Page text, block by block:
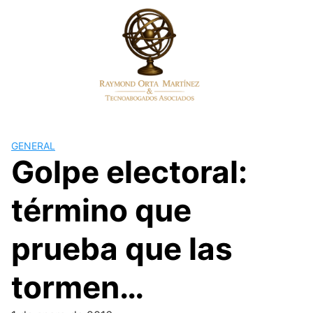
GENERAL
Golpe electoral:
término que
prueba que las
tormen…